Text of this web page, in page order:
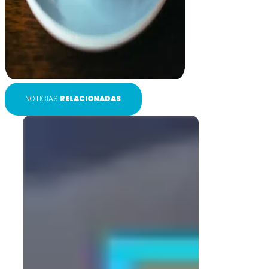
NOTICIAS RELACIONADAS